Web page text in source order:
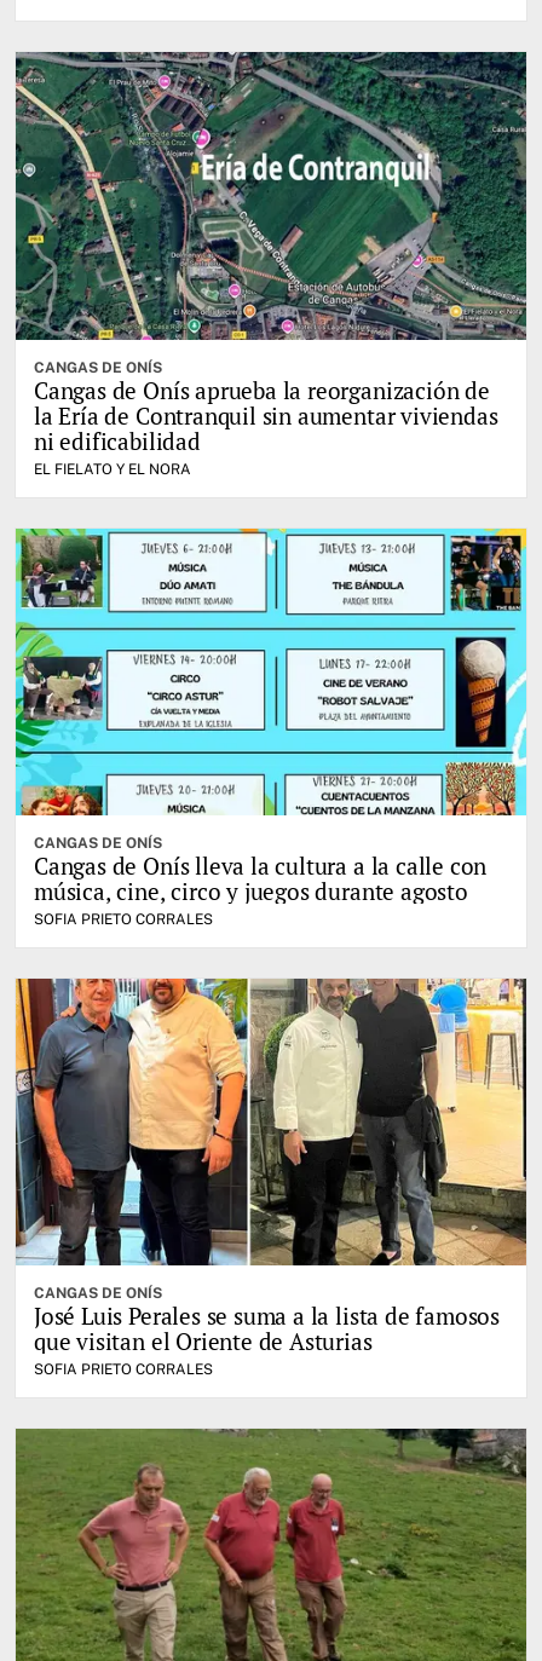
CANGAS DE ONÍS
Cangas de Onís aprueba la reorganización de
la Ería de Contranquil sin aumentar viviendas
ni edificabilidad
EL FIELATO Y EL NORA
CANGAS DE ONÍS
Cangas de Onís lleva la cultura a la calle con
música, cine, circo y juegos durante agosto
SOFIA PRIETO CORRALES
CANGAS DE ONÍS
José Luis Perales se suma a la lista de famosos
que visitan el Oriente de Asturias
SOFIA PRIETO CORRALES